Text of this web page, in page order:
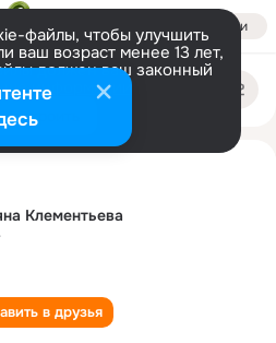
Войти
файлы, чтобы улучшить
ваш возраст менее 13 лет,
должен ваш законный
информации
Настроить
Клементьева
в друзья